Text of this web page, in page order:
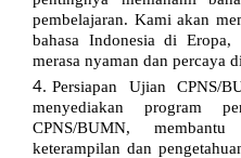
pembelajaran. Kami akan
bahasa Indonesia di Eropa,
merasa nyaman dan percaya
Persiapan Ujian CPNS/
menyediakan program
CPNS/BUMN, membantu
keterampilan dan